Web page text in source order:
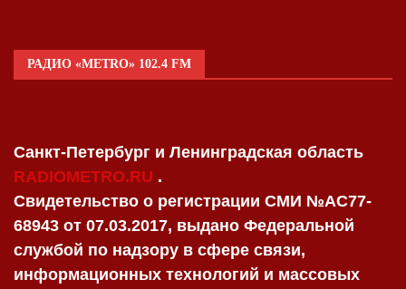
РАДИО «METRO» 102.4 FM
Санкт-Петербург и Ленинградская область
RADIOMETRO.RU .
Свидетельство о регистрации СМИ №AC77-
68943 от 07.03.2017, выдано Федеральной
службой по надзору в сфере связи,
информационных технологий и массовых